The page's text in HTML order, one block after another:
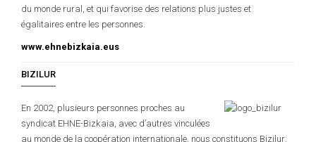
du monde rural, et qui favorise des relations plus justes et
égalitaires entre les personnes.
www.ehnebizkaia.eus
BIZILUR
En 2002, plusieurs personnes proches au
syndicat EHNE-Bizkaia, avec d’autres vinculées
au monde de la coopération internationale, nous constituons Bizilur: